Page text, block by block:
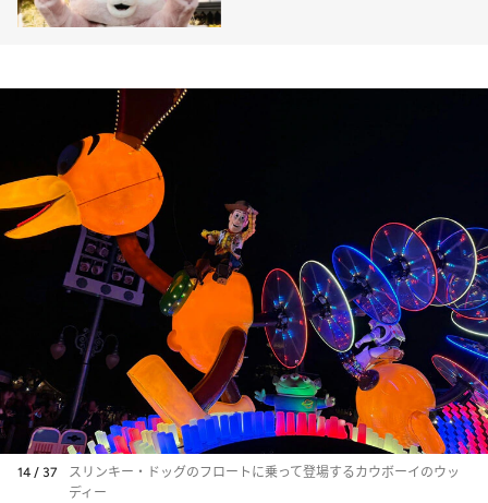
14 / 37
スリンキー・ドッグのフロートに乗って登場するカウボーイのウッ
ディー